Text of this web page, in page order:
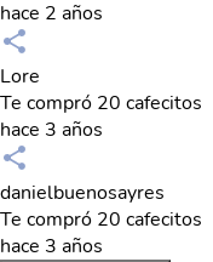
hace 2 años
Lore
Te compró 20 cafecitos
hace 3 años
danielbuenosayres
Te compró 20 cafecitos
hace 3 años